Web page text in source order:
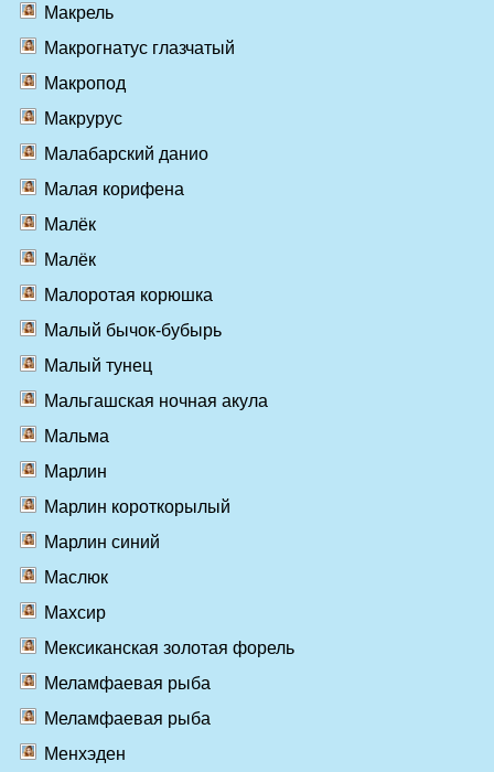
Макрель
Макрогнатус глазчатый
Макропод
Макрурус
Малабарский данио
Малая корифена
Малёк
Малёк
Малоротая корюшка
Малый бычок-бубырь
Малый тунец
Мальгашская ночная акула
Мальма
Марлин
Марлин короткорылый
Марлин синий
Маслюк
Махсир
Мексиканская золотая форель
Меламфаевая рыба
Меламфаевая рыба
Менхэден